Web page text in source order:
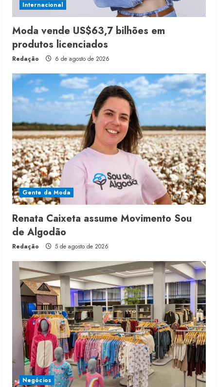
Internacional
Moda vende US$63,7 bilhões em
produtos licenciados
Redação 6 de agosto de 2026
Gente da Moda
Renata Caixeta assume Movimento Sou
de Algodão
Redação 5 de agosto de 2026
Negócios